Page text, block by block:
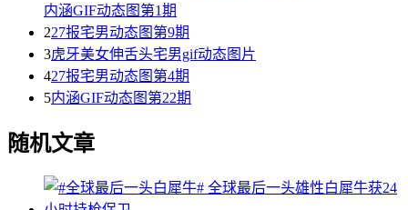
内涵GIF动态图第1期
227报宅男动态图第9期
3虎牙美女伸舌头宅男gif动态图片
427报宅男动态图第4期
5内涵GIF动态图第22期
随机文章